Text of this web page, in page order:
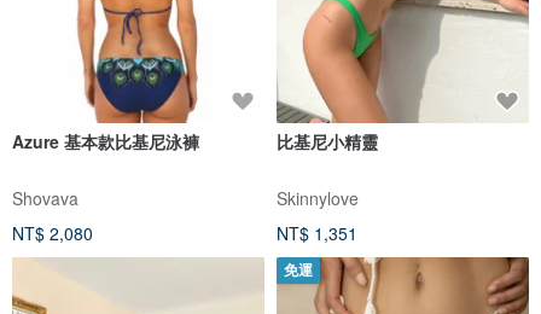
Azure 基本款比基尼泳褲
Shovava
NT$ 2,080
比基尼小精靈
Skinnylove
NT$ 1,351
免運